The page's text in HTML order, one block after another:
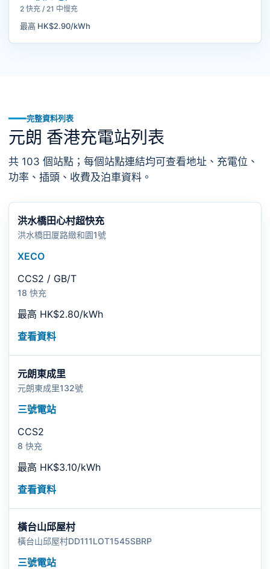
2 快充 / 21 中慢充
最高 HK$2.90/kWh
完整資料列表
元朗 香港充電站列表
共 103 個站點；每個站點連結均可查看地址、充電位、
功率、插頭、收費及泊車資料。
洪水橋田心村超快充
洪水橋田厦路緻和園1號
XECO
CCS2 / GB/T
18 快充
最高 HK$2.80/kWh
查看資料
元朗東成里
元朗東成里132號
三號電站
CCS2
8 快充
最高 HK$3.10/kWh
查看資料
橫台山邱屋村
橫台山邱屋村DD111LOT1545SBRP
三號電站